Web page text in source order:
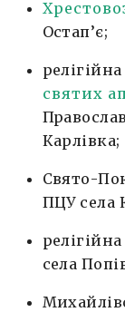
Остап’є;
святих
Карлівка;
Свято-
ПЦУ села
села